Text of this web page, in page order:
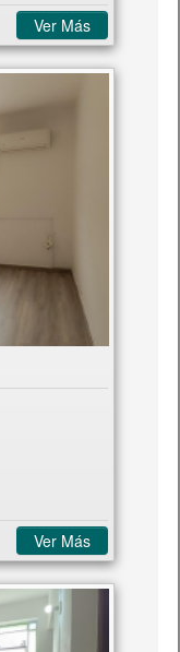
Ver Más
Ver Más